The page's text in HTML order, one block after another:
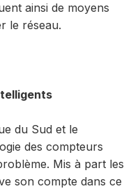
ainsi de moyens
le réseau.
du Sud et le
des compteurs
Mis à part les
son compte dans ce